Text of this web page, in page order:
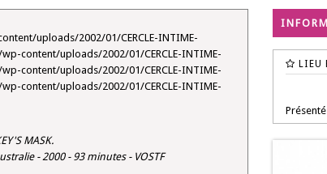
uploads/2002/01/CERCLE-INTIME-
content/uploads/2002/01/CERCLE-INTIME-
content/uploads/2002/01/CERCLE-INTIME-
content/uploads/2002/01/CERCLE-INTIME-
MASK.
- 2000 - 93 minutes - VOSTF
LIEU